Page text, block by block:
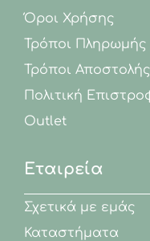
Όροι Χρήσης
Τρόποι Πληρωμής
Τρόποι Αποστολής
Πολιτική
Outlet
Εταιρεία
Σχετικά με εμάς
Καταστήματα